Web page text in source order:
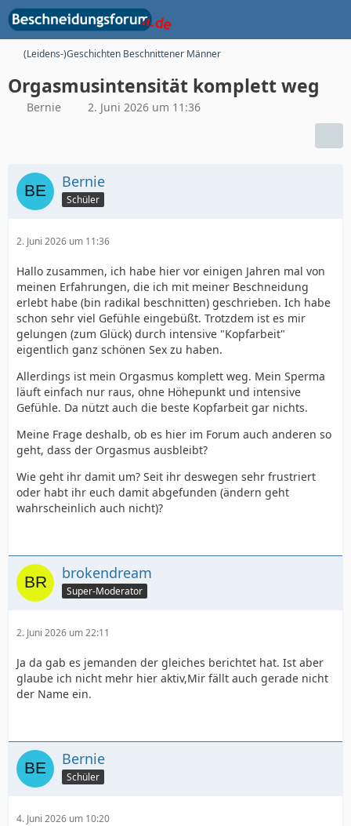
(Leidens-)Geschichten Beschnittener Männer
Orgasmusintensität komplett weg
Bernie 2. Juni 2026 um 11:36
Bernie
Schüler
2. Juni 2026 um 11:36
Hallo zusammen, ich habe hier vor einigen Jahren mal von
meinen Erfahrungen, die ich mit meiner Beschneidung
erlebt habe (bin radikal beschnitten) geschrieben. Ich habe
schon sehr viel Gefühle eingebüßt. Trotzdem ist es mir
gelungen (zum Glück) durch intensive "Kopfarbeit"
eigentlich ganz schönen Sex zu haben.
Allerdings ist mein Orgasmus komplett weg. Mein Sperma
läuft einfach nur raus, ohne Höhepunkt und intensive
Gefühle. Da nützt auch die beste Kopfarbeit gar nichts.
Meine Frage deshalb, ob es hier im Forum auch anderen so
geht, dass der Orgasmus ausbleibt?
Wie geht ihr damit um? Seit ihr deswegen sehr frustriert
oder habt ihr euch damit abgefunden (ändern geht
wahrscheinlich auch nicht)?
brokendream
Super-Moderator
2. Juni 2026 um 22:11
Ja da gab es jemanden der gleiches berichtet hat. Ist aber
glaube ich nicht mehr hier aktiv,Mir fällt auch gerade nicht
der Name ein.
Bernie
Schüler
4. Juni 2026 um 10:20